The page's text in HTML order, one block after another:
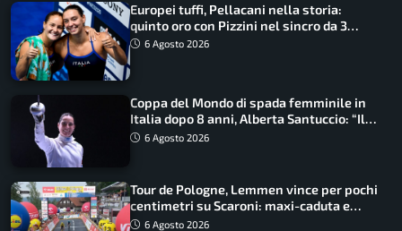
Europei tuffi, Pellacani nella storia:
quinto oro con Pizzini nel sincro da 3
metri
6 Agosto 2026
Coppa del Mondo di spada femminile in
Italia dopo 8 anni, Alberta Santuccio: “Il
lavoro dà sempre i suoi frutti”
6 Agosto 2026
Tour de Pologne, Lemmen vince per pochi
centimetri su Scaroni: maxi-caduta e
tappa accorciata
6 Agosto 2026